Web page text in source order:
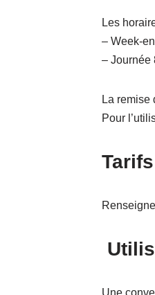
Les
– Week-
– Journée
La remise
Pour
Une